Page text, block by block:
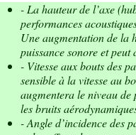
- La hauteur de l’axe
performances
Une augmentation de la
puissance sonore et
- Vitesse aux bouts des
sensible à la vitesse au
augmentera le niveau de
les bruits
- Angle d’incidence des